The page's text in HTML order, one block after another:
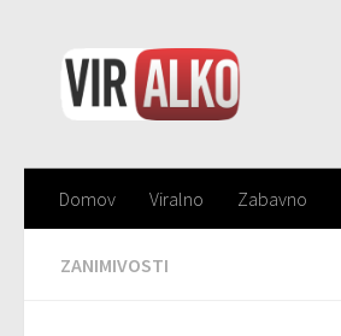
Domov Viralno Zabavno
ZANIMIVOSTI